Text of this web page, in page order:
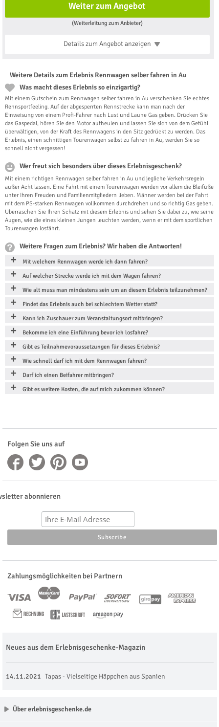
Weiter zum Angebot
(Weiterleitung zum Anbieter)
Details zum Angebotanzeigen
Weitere Details zum Erlebnis Rennwagen selber fahren in Au
Was macht dieses Erlebnis so einzigartig?
Mit einem Gutschein zum Rennwagen selber fahren in Au verschenken Sie echtes
Rennsportfeeling. Auf der abgesperrten Rennstrecke kann man nach der
Einweisung von einem Profi-Fahrer nach Lust und Laune Gas geben. Drücken Sie
das Gaspedal, hören Sie den Motor aufheulen und lassen Sie sich von dem Gefühl
überwältigen, von der Kraft des Rennwagens in den Sitz gedrückt zu werden. Das
Erlebnis, einen schnittigen Tourenwagen selbst zu fahren in Au, werden Sie so
schnell nicht vergessen!
Wer freut sich besonders über dieses Erlebnisgeschenk?
Mit einem richtigen Rennwagen selber fahren in Au und jegliche Verkehrsregeln
außer Acht lassen. Eine Fahrt mit einem Tourenwagen werden vor allem die Bleifüße
unter Ihren Freuden und Familienmitgliedern lieben. Männer werden bei der Fahrt
mit dem PS-starken Rennwagen vollkommen durchdrehen und so richtig Gas geben.
Überraschen Sie Ihren Schatz mit diesem Erlebnis und sehen Sie dabei zu, wie seine
Augen, wie die eines kleinen Jungen leuchten werden, wenn er mit dem sportlichen
Tourenwagen losfährt.
Weitere Fragen zum Erlebnis? Wir haben die Antworten!
Mit welchem Rennwagen werde ich dann fahren?
Auf welcher Strecke werde ich mit dem Wagen fahren?
Wie alt muss man mindestens sein um an diesem Erlebnis teilzunehmen?
Findet das Erlebnis auch bei schlechtem Wetter statt?
Kann ich Zuschauer zum Veranstaltungsort mitbringen?
Bekomme ich eine Einführung bevor ich losfahre?
Gibt es Teilnahmevoraussetzungen für dieses Erlebnis?
Wie schnell darf ich mit dem Rennwagen fahren?
Darf ich einen Beifahrer mitbringen?
Gibt es weitere Kosten, die auf mich zukommen können?
Folgen Sie uns auf
abonnieren
Zahlungsmöglichkeiten bei Partnern
Neues aus dem Erlebnisgeschenke-Magazin
14.11.2021 Tapas - Vielseitige Häppchen aus Spanien
Über erlebnisgeschenke.de